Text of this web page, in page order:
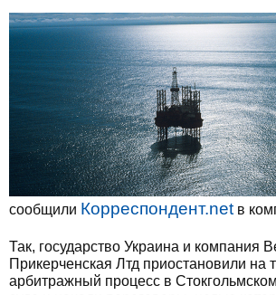
сообщили Корреспондент.net в
Так, государство Украина и компания
Прикерченская Лтд приостановили на
арбитражный процесс в